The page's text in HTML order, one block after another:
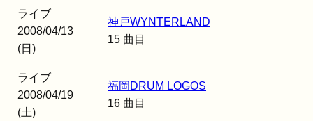
ライブ
2008/04/13
(日)
神戸WYNTERLAND
15 曲目
ライブ
2008/04/19
(土)
福岡DRUM LOGOS
16 曲目